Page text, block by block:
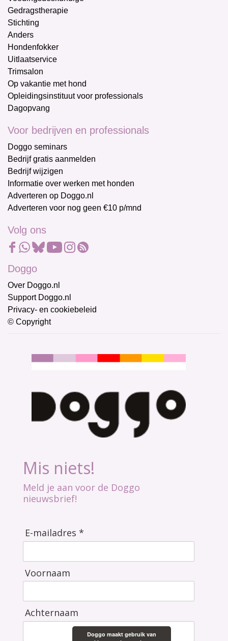
Gedragstherapie
Stichting
Anders
Hondenfokker
Uitlaatservice
Trimsalon
Op vakantie met hond
Opleidingsinstituut voor professionals
Dagopvang
Voor bedrijven en professionals
Doggo seminars
Bedrijf gratis aanmelden
Bedrijf wijzigen
Informatie over werken met honden
Adverteren op Doggo.nl
Adverteren voor nog geen €10 p/mnd
Volg ons
Doggo
Over Doggo.nl
Support Doggo.nl
Privacy- en cookiebeleid
© Copyright
Mis niets!
Meld je aan voor de Doggo
nieuwsbrief!
E-mailadres *
Voornaam
Achternaam
Doggo maakt gebruik van